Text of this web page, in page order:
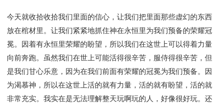
308课程 - 牧养理论基础培训
Y131课程 - 主动学习
Y136课程 - 如何学习
研习会01 - 医治释放
研习会01 - 如何读圣经
研习会01 - 得着命定成为祝福
研习会01 - 得胜教会的启示
研习会01 - 教会的牧养
今天就收拾收拾我们里面的信心，让我们把里面那些虚幻的东西
放在棺材里。让我们紧紧地抓住神在永恒里为我们预备的荣耀冠
冕。因着有永恒里荣耀的盼望，所以我们在这世上可以得着力量
向前奔跑。虽然我们在世上可能活得很辛苦，服侍得很辛苦，但
是我们甘心乐意，因为在我们前面有荣耀的冠冕为我们预备。因
为渴慕神，所以在这世上活的就有力量，活的就有盼望，活的就
非常充实。我实在是无法理解整天玩啊玩的人，好像很好玩。还